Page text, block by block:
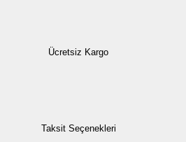
Ücretsiz Kargo
Taksit Seçenekleri